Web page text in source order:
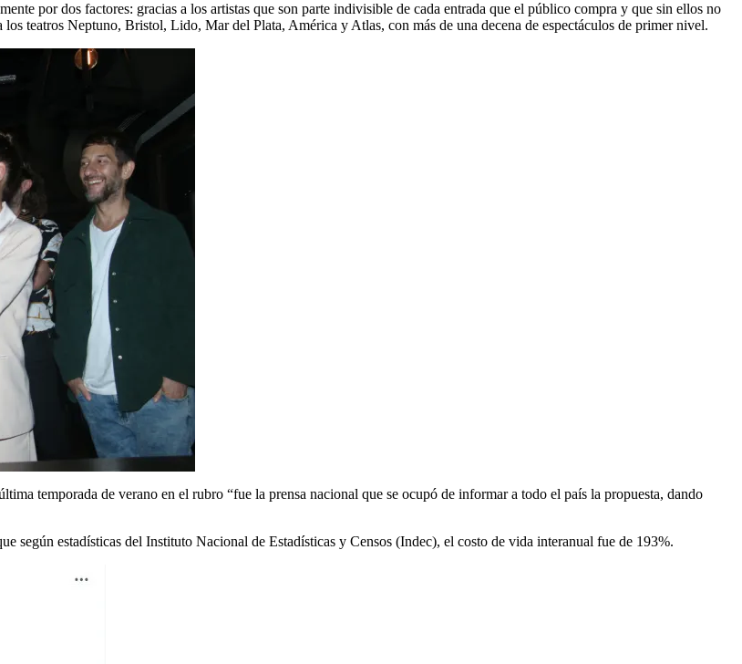
por dos factores: gracias a los artistas que son parte indivisible de cada entrada que el público compra y que sin ellos no
teatros Neptuno, Bristol, Lido, Mar del Plata, América y Atlas, con más de una decena de espectáculos de primer nivel.
temporada de verano en el rubro “fue la prensa nacional que se ocupó de informar a todo el país la propuesta, dando
según estadísticas del Instituto Nacional de Estadísticas y Censos (Indec), el costo de vida interanual fue de 193%.